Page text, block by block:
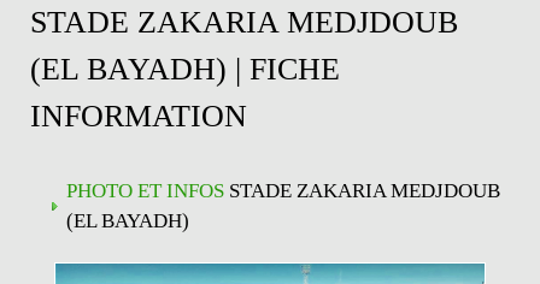
STADE ZAKARIA MEDJDOUB
(EL BAYADH) | FICHE
INFORMATION
PHOTO ET INFOS STADE ZAKARIA MEDJDOUB
(EL BAYADH)